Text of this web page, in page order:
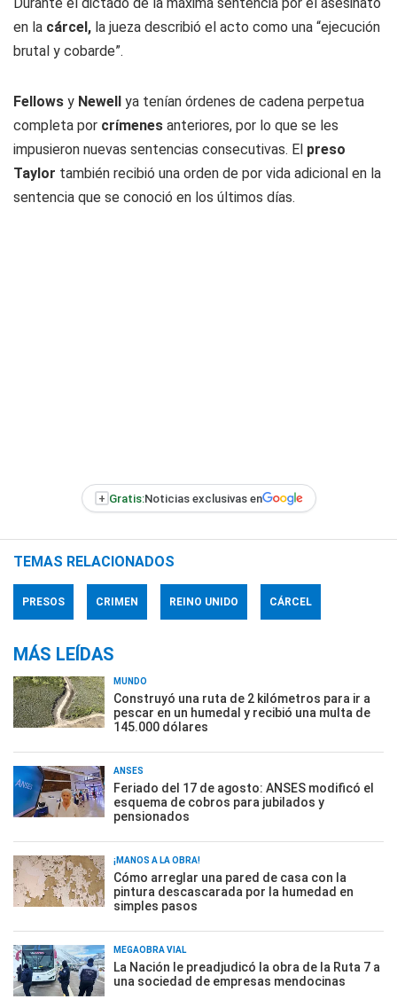
en la cárcel, la jueza describió el acto como una “ejecución
brutal y cobarde”.
Fellows y Newell ya tenían órdenes de cadena perpetua
completa por crímenes anteriores, por lo que se les
impusieron nuevas sentencias consecutivas. El preso
Taylor también recibió una orden de por vida adicional en la
sentencia que se conoció en los últimos días.
+ Gratis:Noticias exclusivas en
TEMAS RELACIONADOS
PRESOS CRIMEN REINO UNIDO CÁRCEL
MÁS LEÍDAS
MUNDO
Construyó una ruta de 2 kilómetros para ir a
pescar en un humedal y recibió una multa de
145.000 dólares
ANSES
Feriado del 17 de agosto: ANSES modificó el
esquema de cobros para jubilados y
pensionados
¡MANOS A LA OBRA!
Cómo arreglar una pared de casa con la
pintura descascarada por la humedad en
simples pasos
MEGAOBRA VIAL
La Nación le preadjudicó la obra de la Ruta 7 a
una sociedad de empresas mendocinas